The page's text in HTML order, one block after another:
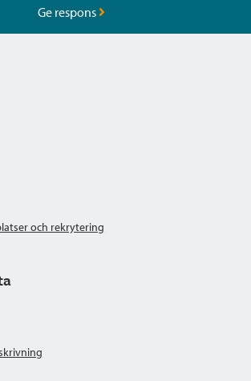
Ge respons
och rekrytering